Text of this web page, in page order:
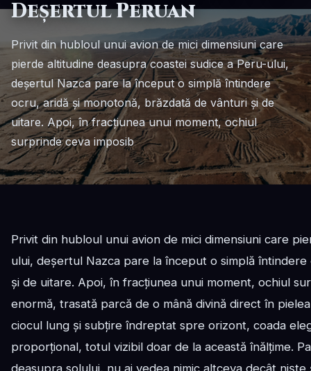
Deșertul Peruan
Privit din hubloul unui avion de mici dimensiuni care
pierde altitudine deasupra coastei sudice a Peru-ului,
deșertul Nazca pare la început o simplă întindere
ocru, aridă și monotonă, brăzdată de vânturi și de
uitare. Apoi, în fracțiunea unui moment, ochiul
surprinde ceva imposib
Privit din hubloul unui avion de mici dimensiuni care
ului, deșertul Nazca pare la început o simplă
și de uitare. Apoi, în fracțiunea unui moment, ochiul
enormă, trasată parcă de o mână divină direct în
ciocul lung și subțire îndreptat spre orizont, coada
proporțional, totul vizibil doar de la această înălțime.
deasupra solului, nu ai vedea nimic altceva decât